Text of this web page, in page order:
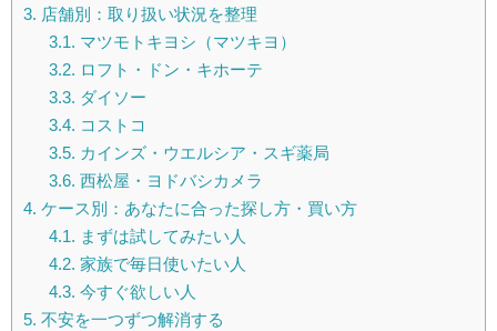
3. 店舗別：取り扱い状況を整理
3.1. マツモトキヨシ（マツキヨ）
3.2. ロフト・ドン・キホーテ
3.3. ダイソー
3.4. コストコ
3.5. カインズ・ウエルシア・スギ薬局
3.6. 西松屋・ヨドバシカメラ
4. ケース別：あなたに合った探し方・買い方
4.1. まずは試してみたい人
4.2. 家族で毎日使いたい人
4.3. 今すぐ欲しい人
5. 不安を一つずつ解消する